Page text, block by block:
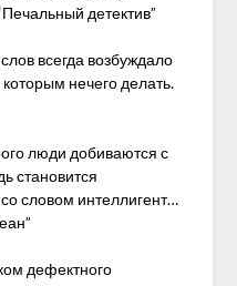
детектив”
всегда возбуждало
нечего делать.
люди добиваются с
становится
словом интеллигент…
дефектного